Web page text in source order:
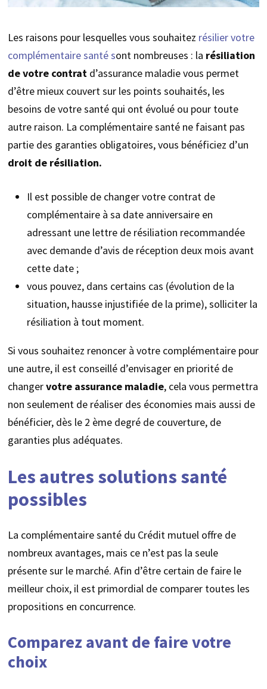
Les raisons pour lesquelles vous souhaitez résilier votre
complémentaire santé sont nombreuses : la résiliation
de votre contrat d’assurance maladie vous permet
d’être mieux couvert sur les points souhaités, les
besoins de votre santé qui ont évolué ou pour toute
autre raison. La complémentaire santé ne faisant pas
partie des garanties obligatoires, vous bénéficiez d’un
droit de résiliation.
Il est possible de changer votre contrat de
complémentaire à sa date anniversaire en
adressant une lettre de résiliation recommandée
avec demande d’avis de réception deux mois avant
cette date ;
vous pouvez, dans certains cas (évolution de la
situation, hausse injustifiée de la prime), solliciter la
résiliation à tout moment.
Si vous souhaitez renoncer à votre complémentaire pour
une autre, il est conseillé d’envisager en priorité de
changervotre assurance maladie, cela vous permettra
non seulement de réaliser des économies mais aussi de
bénéficier, dès le 2 ème degré de couverture, de
garanties plus adéquates.
Les autres solutions santé
possibles
La complémentaire santé du Crédit mutuel offre de
nombreux avantages, mais ce n’est pas la seule
présente sur le marché. Afin d’être certain de faire le
meilleur choix, il est primordial de comparer toutes les
propositions en concurrence.
Comparez avant de faire votre
choix